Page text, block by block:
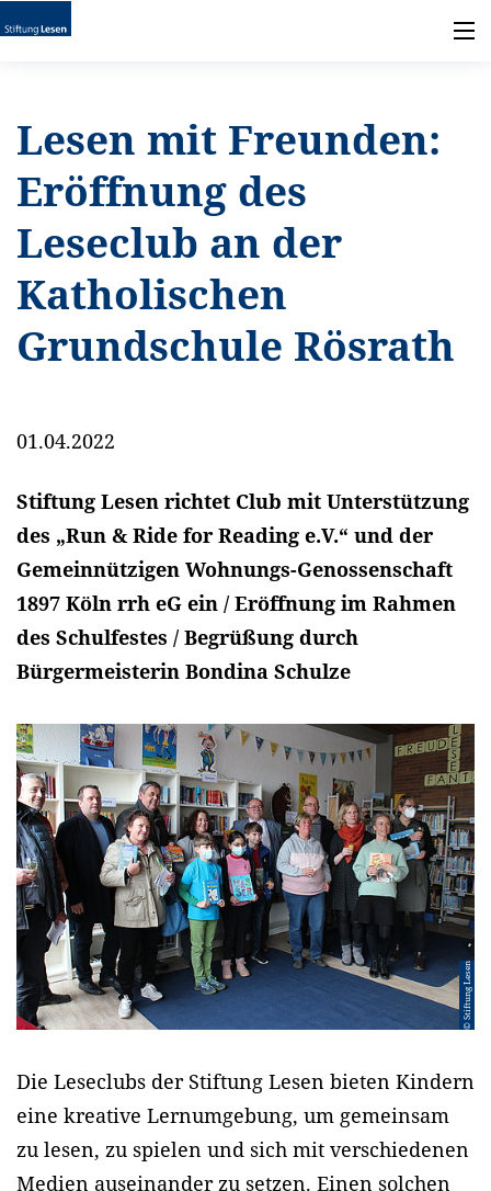
Lesen mit Freunden:
Eröffnung des
Leseclub an der
Katholischen
Grundschule Rösrath
01.04.2022
Stiftung Lesen richtet Club mit Unterstützung
des „Run & Ride for Reading e.V.“ und der
Gemeinnützigen Wohnungs-Genossenschaft
1897 Köln rrh eG ein / Eröffnung im Rahmen
des Schulfestes / Begrüßung durch
Bürgermeisterin Bondina Schulze
© Stiftung Lesen
Die Leseclubs der Stiftung Lesen bieten Kindern
eine kreative Lernumgebung, um gemeinsam
zu lesen, zu spielen und sich mit verschiedenen
Medien auseinander zu setzen. Einen solchen